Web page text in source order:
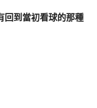
回到當初看球的那種